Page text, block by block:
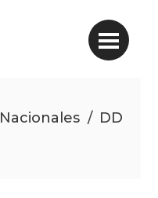
Nacionales / DD